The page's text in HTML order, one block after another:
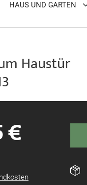
HAUS UND GARTEN
Haustür
€